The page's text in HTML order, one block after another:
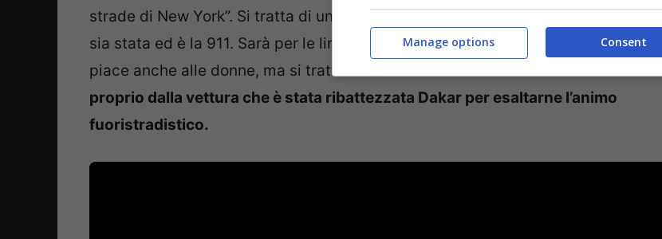
strade di New York”. Si tratta di una frase che, realmente, trasmette l’idea di cosa
sia stata ed è la 911. Sarà per le linee sinuose e quel tocco di eleganza che tanto
piace anche alle donne, ma si tratta di una vettura intramontabile.
proprio dalla vettura che è stata ribattezzata Dakar per esaltarne l’animo
fuoristradistico.
Consent
Manage options